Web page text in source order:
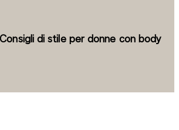
di stile per donne con body